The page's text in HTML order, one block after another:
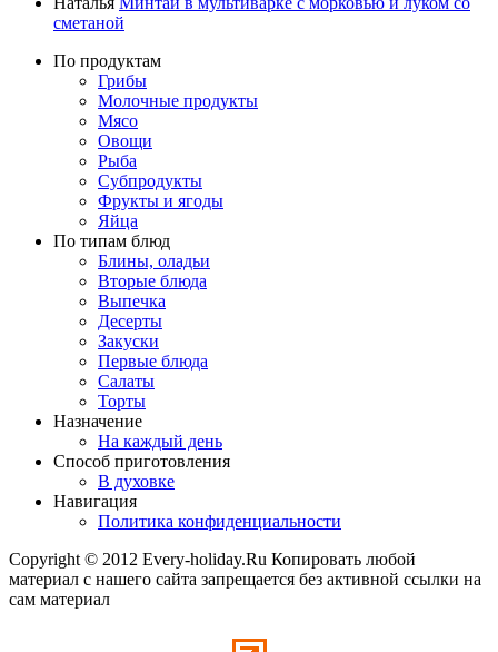
сметаной
По продуктам
Грибы
Молочные продукты
Мясо
Овощи
Рыба
Субпродукты
Фрукты и ягоды
Яйца
По типам блюд
Блины, оладьи
Вторые блюда
Выпечка
Десерты
Закуски
Первые блюда
Салаты
Торты
Назначение
На каждый день
Способ приготовления
В духовке
Навигация
Политика конфиденциальности
Copyright © 2012 Every-holiday.Ru Копировать любой
материал с нашего сайта запрещается без активной ссылки на
сам материал